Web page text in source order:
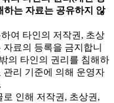
하는 자료는 공유하지 않
여 타인의 저작권, 초상
료의 등록을 금지합니
의 타인의 권리를 침해하
관리 기준에 의해 운영자
인해 저작권, 초상권,